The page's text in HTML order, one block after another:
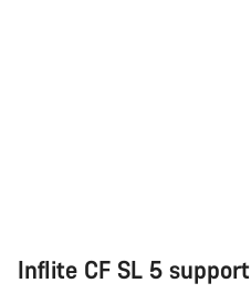
Inflite CF SL 5 support